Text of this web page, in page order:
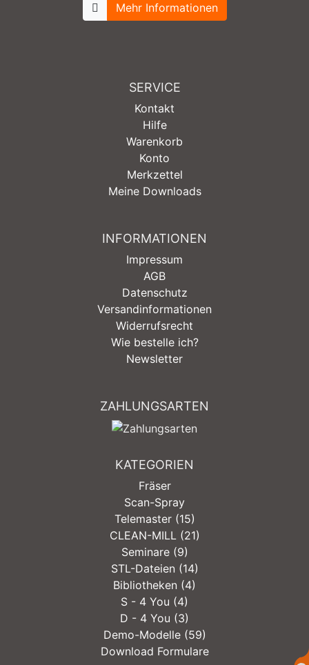
Mehr Informationen
SERVICE
Kontakt
Hilfe
Warenkorb
Konto
Merkzettel
Meine Downloads
INFORMATIONEN
Impressum
AGB
Datenschutz
Versandinformationen
Widerrufsrecht
Wie bestelle ich?
Newsletter
ZAHLUNGSARTEN
KATEGORIEN
Fräser
Scan-Spray
Telemaster (15)
CLEAN-MILL (21)
Seminare (9)
STL-Dateien (14)
Bibliotheken (4)
S - 4 You (4)
D - 4 You (3)
Demo-Modelle (59)
Download Formulare